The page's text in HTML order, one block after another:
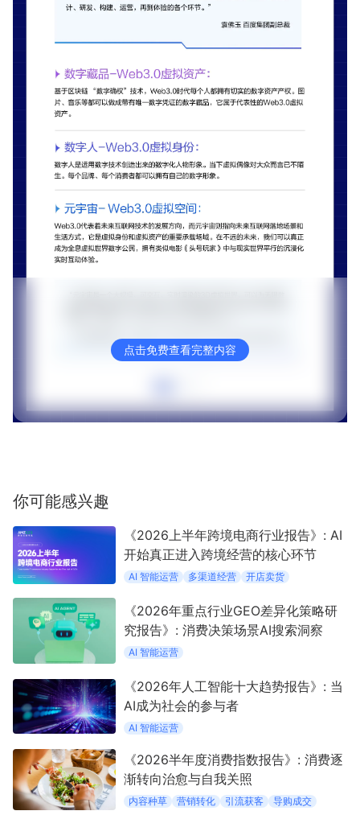
点击免费查看完整内容
你可能感兴趣
《2026上半年跨境电商行业报告》: AI
开始真正进入跨境经营的核心环节
AI 智能运营 多渠道经营 开店卖货
《2026年重点行业GEO差异化策略研
究报告》: 消费决策场景AI搜索洞察
AI 智能运营
《2026年人工智能十大趋势报告》: 当
AI成为社会的参与者
AI 智能运营
《2026半年度消费指数报告》: 消费逐
渐转向治愈与自我关照
内容种草 营销转化 引流获客 导购成交